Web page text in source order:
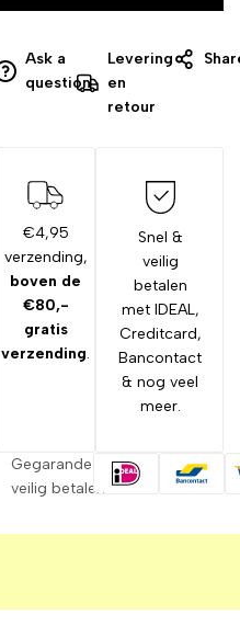
Ask a
question
Levering
en
retour
€4,95
verzending,
boven de
€80,-
gratis
verzending.
Snel &
veilig
betalen
met IDEAL,
Creditcard,
Bancontact
& nog veel
meer.
Gegarandeerd
veilig betalen